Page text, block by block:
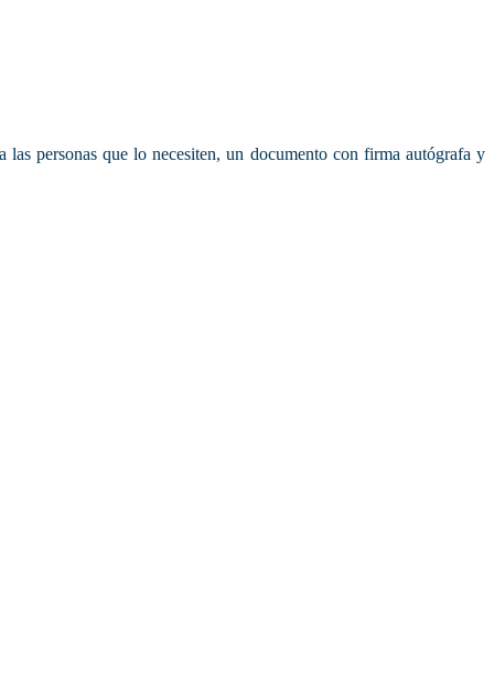
personas que lo necesiten, un documento con firma autógrafa y